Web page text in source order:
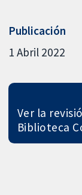
Publicación
1 Abril 2022
Ver la
Biblioteca